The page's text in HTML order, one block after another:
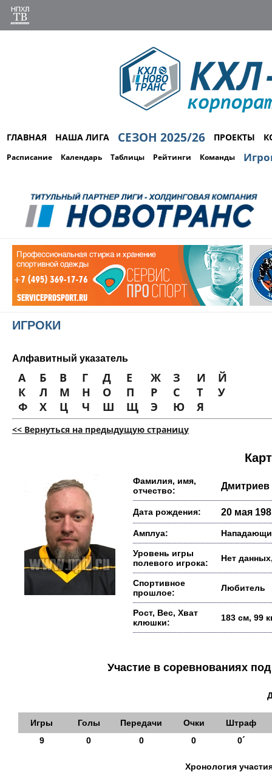
ГЛАВНАЯ НАША ЛИГА СЕЗОН 2025/26 ПРОЕКТЫ
Расписание Календарь Таблицы Рейтинги Команды
ИГРОКИ
Алфавитный указатель
А Б В Г Д Е Ж З И
Й
К
Л М Н О П Р С Т
У
Ф
Х Ц Ч Ш Щ Э Ю Я
<< Вернуться на предыдущую страницу
Фамилия, имя,
отчество:
Дата рождения: 20 мая
Амплуа:
Уровень игры
полевого игрока:
Нет
Спортивное
прошлое:
Любитель
Рост, Вес, Хват
клюшки:
183 см, 99
Участие в соревнованиях
Игры Голы Передачи Очки
Штраф
9
0 0 0 0´
Хронология